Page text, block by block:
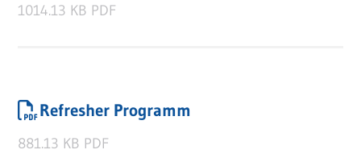
1014.13 KB PDF
Refresher Programm
881.13 KB PDF